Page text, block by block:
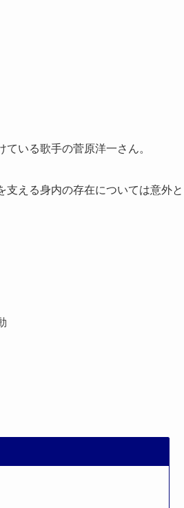
いる歌手の菅原洋一さん。
える身内の存在については意外と